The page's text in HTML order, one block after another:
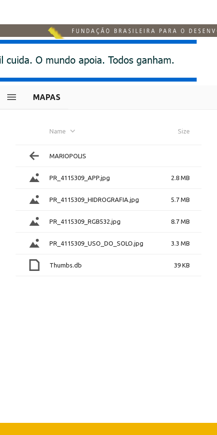
MAPAS
Name Size
MARIOPOLIS
PR_4115309_APP.jpg 2.8 MB
PR_4115309_HIDROGRAFIA.jpg 5.7 MB
PR_4115309_RGB532.jpg 8.7 MB
PR_4115309_USO_DO_SOLO.jpg 3.3 MB
Thumbs.db 39 KB